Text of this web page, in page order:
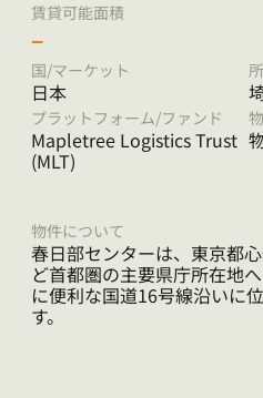
賃貸可能面積
–
国/マーケット
日本
プラットフォーム/ファンド
Mapletree Logistics Trust
(MLT)
物件について
春日部センターは、東京都
ど首都圏の主要県庁所在地
に便利な国道16号線沿いに
す。